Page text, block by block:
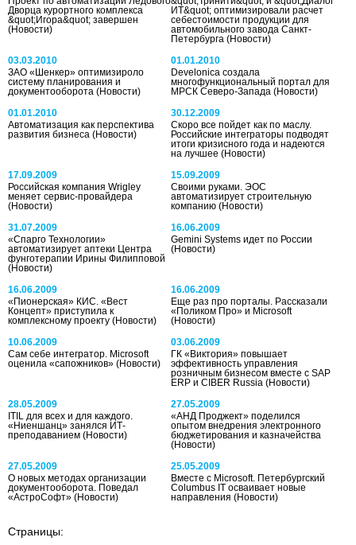
Дворца курортного комплекса
&quot;Игора&quot; завершен
(Новости)
ИТ&quot; оптимизировали расчет
себестоимости продукции для
автомобильного завода Санкт-
Петербурга(Новости)
03.03.2010
ЗАО «Шенкер» оптимизироло
систему планирования и
документооборота (Новости)
01.01.2010
Develonica создала
многофункциональный портал для
МРСК Северо-Запада(Новости)
01.01.2010
Автоматизация как перспектива
развития бизнеса (Новости)
30.12.2009
Скоро все пойдет как по маслу.
Российские интеграторы подводят
итоги кризисного года и надеются
на лучшее(Новости)
17.09.2009
Российская компания Wrigley
меняет сервис-провайдера
(Новости)
15.09.2009
Своими руками. ЭОС
автоматизирует строительную
компанию(Новости)
31.07.2009
«Спарго Технологии»
автоматизирует аптеки Центра
фунготерапии Ирины Филипповой
(Новости)
16.06.2009
Gemini Systems идет по России
(Новости)
16.06.2009
«Пионерская» КИС. «Вест
Концепт» приступила к
комплексному проекту (Новости)
16.06.2009
Еще раз про порталы. Рассказали
«Поликом Про» и Microsoft
(Новости)
10.06.2009
Сам себе интегратор. Microsoft
оценила «сапожников» (Новости)
03.06.2009
ГК «Виктория» повышает
эффективность управления
розничным бизнесом вместе с SAP
ERP и CIBER Russia(Новости)
28.05.2009
ITIL для всех и для каждого.
«Ниеншанц» занялся ИТ-
преподаванием (Новости)
27.05.2009
«АНД Проджект» поделился
опытом внедрения электронного
бюджетирования и казначейства
(Новости)
27.05.2009
О новых методах организации
документооборота. Поведал
«АстроСофт» (Новости)
25.05.2009
Вместе с Microsoft. Петербургский
Columbus IT осваивает новые
направления(Новости)
Страницы: